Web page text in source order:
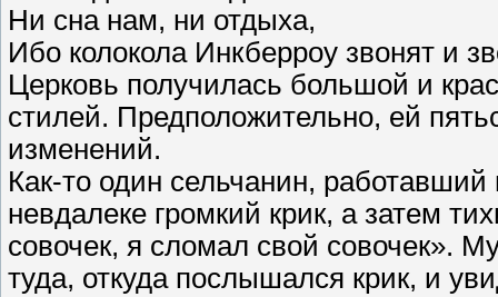
Ни сна нам, ни отдыха,
Ибо колокола Инкберроу звонят и
Церковь получилась большой и
стилей. Предположительно, ей
изменений.
Как-то один сельчанин,
невдалеке громкий крик, а затем
совочек, я сломал свой совочек».
туда, откуда послышался крик, и